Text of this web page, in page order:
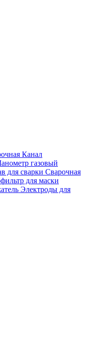
Канал
газовый
для сварки Сварочная
для маски
Электроды для